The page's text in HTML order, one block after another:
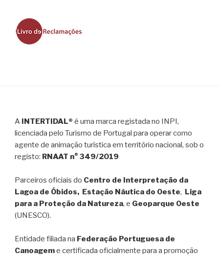
A INTERTIDAL® é uma marca registada no INPI,
licenciada pelo Turismo de Portugal para operar como
agente de animação turística em território nacional, sob o
registo: RNAAT n° 349/2019
Parceiros oficiais do Centro de Interpretação da
Lagoa de Óbidos, Estação Náutica do Oeste, Liga
para a Proteção da Natureza, e Geoparque Oeste
(UNESCO).
Entidade filiada na Federação Portuguesa de
Canoageme certificada oficialmente para a promoção